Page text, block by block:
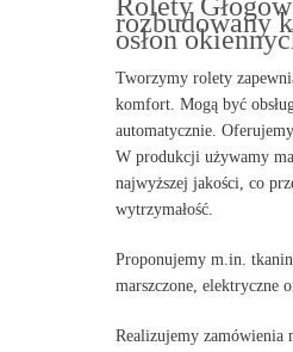
rozbudowany
osłon
Tworzymy rolety
komfort. Mogą być
automatycznie.
W produkcji używamy
najwyższej jakości, co
wytrzymałość.
Proponujemy m.in.
marszczone, elektryczne
Realizujemy zamówienia